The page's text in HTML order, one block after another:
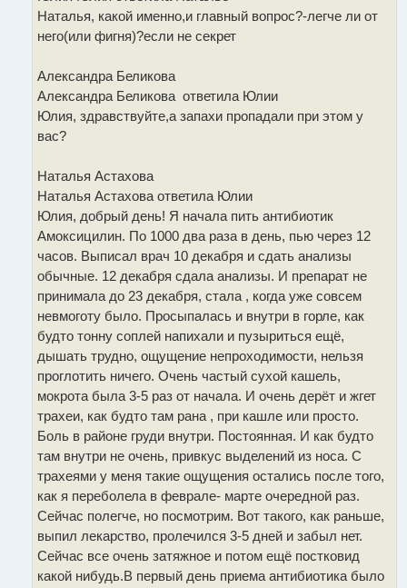
Наталья, какой именно,и главный вопрос?-легче ли от
него(или фигня)?если не секрет
Александра Беликова
Александра Беликова ответила Юлии
Юлия, здравствуйте,а запахи пропадали при этом у
вас?
Наталья Астахова
Наталья Астахова ответила Юлии
Юлия, добрый день! Я начала пить антибиотик
Амоксицилин. По 1000 два раза в день, пью через 12
часов. Выписал врач 10 декабря и сдать анализы
обычные. 12 декабря сдала анализы. И препарат не
принимала до 23 декабря, стала , когда уже совсем
невмоготу было. Просыпалась и внутри в горле, как
будто тонну соплей напихали и пузыриться ещё,
дышать трудно, ощущение непроходимости, нельзя
проглотить ничего. Очень частый сухой кашель,
мокрота была 3-5 раз от начала. И очень дерёт и жгет
трахеи, как будто там рана , при кашле или просто.
Боль в районе груди внутри. Постоянная. И как будто
там внутри не очень, привкус выделений из носа. С
трахеями у меня такие ощущения остались после того,
как я переболела в феврале- марте очередной раз.
Сейчас полегче, но посмотрим. Вот такого, как раньше,
выпил лекарство, пролечился 3-5 дней и забыл нет.
Сейчас все очень затяжное и потом ещё постковид
какой нибудь.В первый день приема антибиотика было